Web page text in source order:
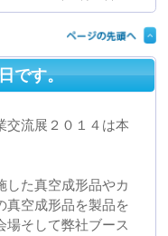
た真空成形品やカ
空成形品を製品を
そして弊社ブース